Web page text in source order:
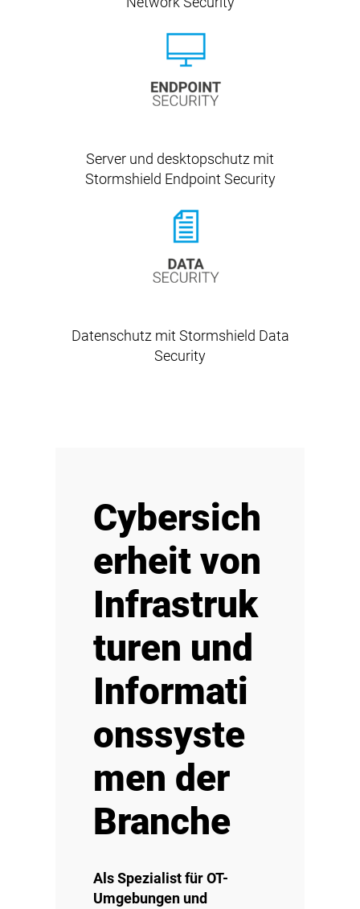
Server und desktopschutz mit
Stormshield Endpoint Security
Datenschutz mit Stormshield Data
Security
Cybersich
erheit von
Infrastruk
turen und
Informati
onssyste
men der
Branche
Als Spezialist für OT-
Umgebungen und